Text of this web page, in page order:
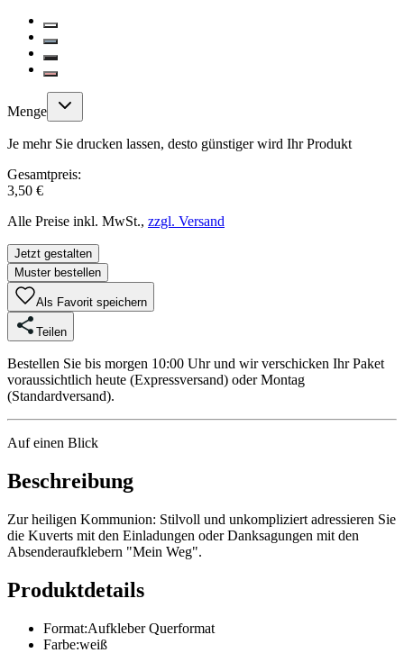
Menge
Je mehr Sie drucken lassen, desto günstiger wird Ihr Produkt
Gesamtpreis:
3,50 €
Alle Preise inkl. MwSt., zzgl. Versand
Jetzt gestalten
Muster bestellen
Als Favorit speichern
Teilen
Bestellen Sie bis morgen 10:00 Uhr und wir verschicken Ihr Paket
voraussichtlich heute (Expressversand) oder Montag
(Standardversand).
Auf einen Blick
Beschreibung
Zur heiligen Kommunion: Stilvoll und unkompliziert adressieren Sie
die Kuverts mit den Einladungen oder Danksagungen mit den
Absenderaufklebern "Mein Weg".
Produktdetails
Format:Aufkleber Querformat
Farbe:weiß